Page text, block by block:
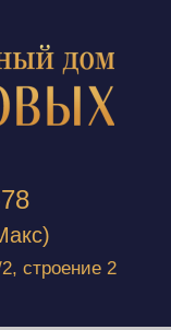
строение 2